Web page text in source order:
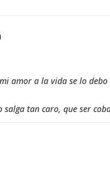
amor a la vida se lo
salga tan caro, que ser